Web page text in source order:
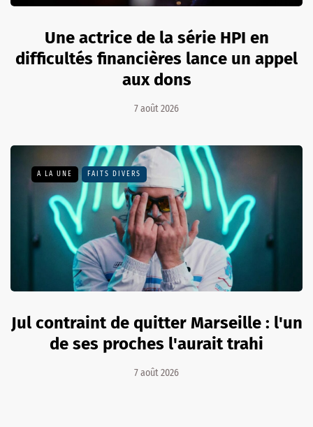
Une actrice de la série HPI en
difficultés financières lance un appel
aux dons
7 août 2026
A LA UNE FAITS DIVERS
Jul contraint de quitter Marseille : l'un
de ses proches l'aurait trahi
7 août 2026